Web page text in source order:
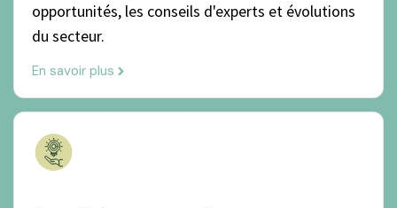
opportunités, les conseils d'experts et évolutions
du secteur.
En savoir plus